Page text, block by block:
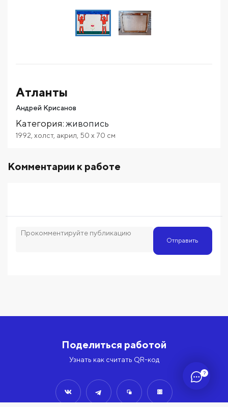
?
Атланты
Андрей Крисанов
Категория:живопись
1992 холст, акрил 50 x 70 см
Комментарии к работе
Отправить
Поделиться работой
Узнать как считать QR-код